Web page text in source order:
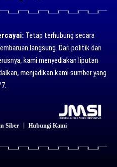
Tetap terhubung secara
langsung. Dari politik dan
kami menyediakan liputan
menjadikan kami sumber yang
Siber Hubungi Kami